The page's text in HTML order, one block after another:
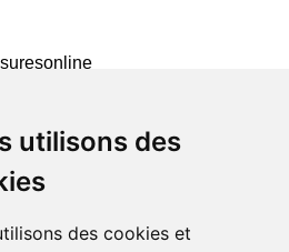
utilisons des
des cookies et